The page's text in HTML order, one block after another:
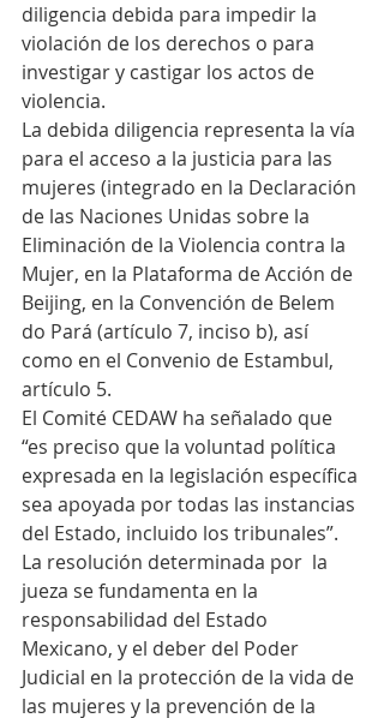
diligencia debida para impedir la
violación de los derechos o para
investigar y castigar los actos de
violencia.
La debida diligencia representa la vía
para el acceso a la justicia para las
mujeres (integrado en la Declaración
de las Naciones Unidas sobre la
Eliminación de la Violencia contra la
Mujer, en la Plataforma de Acción de
Beijing, en la Convención de Belem
do Pará (artículo 7, inciso b), así
como en el Convenio de Estambul,
artículo 5.
El Comité CEDAW ha señalado que
“es preciso que la voluntad política
expresada en la legislación específica
sea apoyada por todas las instancias
del Estado, incluido los tribunales”.
La resolución determinada por  la
jueza se fundamenta en la
responsabilidad del Estado
Mexicano, y el deber del Poder
Judicial en la protección de la vida de
las mujeres y la prevención de la